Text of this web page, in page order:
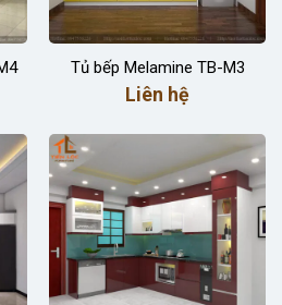
Tủ bếp Melamine TB-M3
Liên hệ